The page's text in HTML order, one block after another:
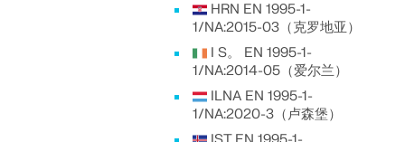
HRN EN 1995-1-
1/NA:2015-03（克罗地亚）
I S。 EN 1995-1-
1/NA:2014-05（爱尔兰）
ILNA EN 1995-1-
1/NA:2020-3（卢森堡）